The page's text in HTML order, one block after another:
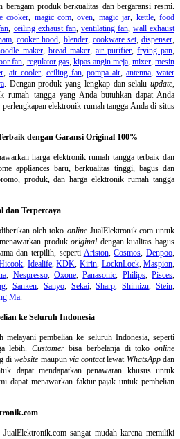
beragam produk berkualitas dan bergaransi resmi.
cooker, magic com,oven, magic jar, kettle,food
, ceiling exhaust fan, ventilating fan, wall exhaust
,cooker hood, blender, cookware set,dispenser,
maker, bread maker, air purifier, frying pan,
fan, regulator gas, kipas angin meja, mixer,mesin
,air cooler, ceiling fan,pompa air,antenna,water
. Dengan produk yang lengkap dan selalu update,
rumah tangga yang Anda butuhkan dapat Anda
perlengkapan elektronik rumah tangga Anda di situs
dengan Garansi Original 100%
harga elektronik rumah tangga terbaik dan
appliances baru, berkualitas tinggi, bagus dan
produk, dan harga elektronik rumah tangga
dan Terpercaya
oleh toko onlineJualElektronik.com untuk
produkoriginal dengan kualitas bagus
dan terpilih, seperti Ariston,Cosmos,Denpoo,
, Idealife,KDK, Kirin, LocknLock,Maspion,
, Nespresso, Oxone,Panasonic, Philips, Pisces,
,Sanken, Sanyo, Sekai,Sharp,Shimizu,Stein,
Ma.
ke Seluruh Indonesia
melayani pembelian ke seluruh Indonesia, seperti
lebih. Customerbisa berbelanja di tokoonline
diwebsite maupun via contactlewat WhatsAppdan
dapat mendapatkan penawaran khusus untuk
dapat menawarkan faktur pajak untuk pembelian
JualElektronik.com sangat mudah karena memiliki